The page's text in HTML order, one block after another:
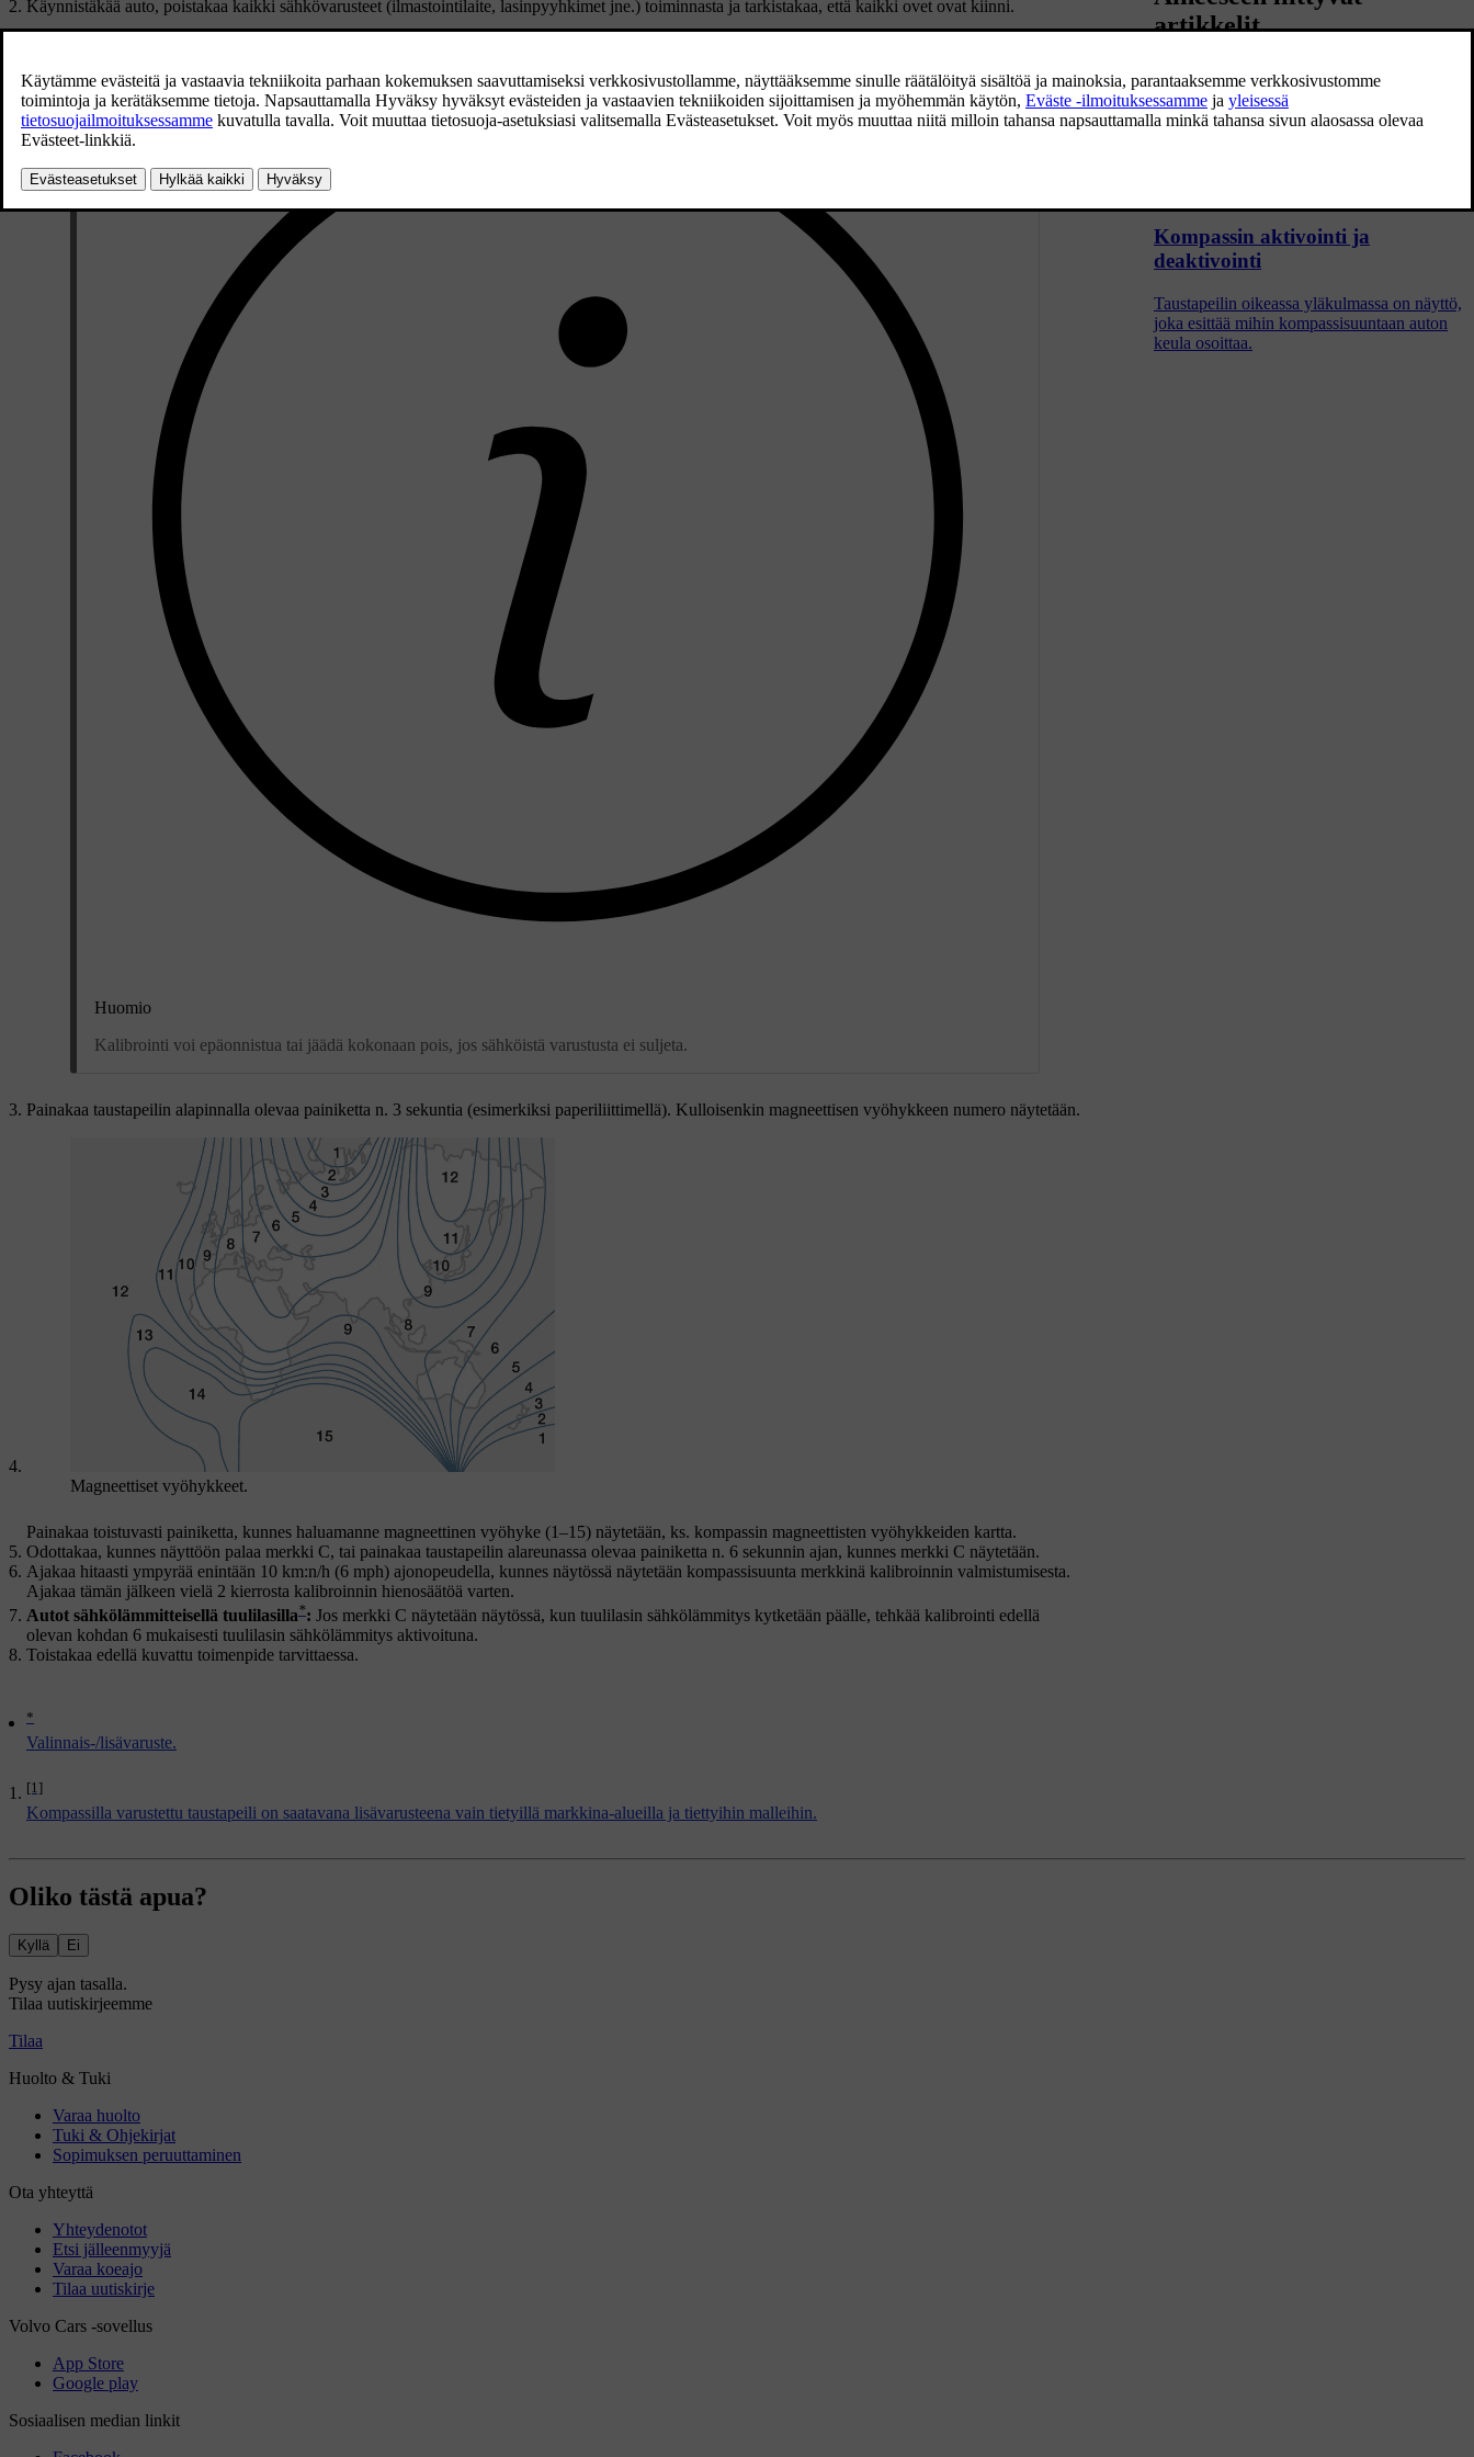
Käynnistäkää auto, poistakaa kaikki sähkövarusteet (ilmastointilaite, lasinpyyhkimet jne.) toiminnasta ja tarkistakaa, että kaikki ovet ovat kiinni.
Huomio
Kalibrointi voi epäonnistua tai jäädä kokonaan pois, jos sähköistä varustusta ei suljeta.
Painakaa taustapeilin alapinnalla olevaa painiketta n. 3 sekuntia (esimerkiksi paperiliittimellä). Kulloisenkin magneettisen vyöhykkeen numero näytetään.
Magneettiset vyöhykkeet.
Painakaa toistuvasti painiketta, kunnes haluamanne magneettinen vyöhyke (1–15) näytetään, ks. kompassin magneettisten vyöhykkeiden kartta.
Odottakaa, kunnes näyttöön palaa merkki C, tai painakaa taustapeilin alareunassa olevaa painiketta n. 6 sekunnin ajan, kunnes merkki C näytetään.
Ajakaa hitaasti ympyrää enintään 10 km:n/h (6 mph) ajonopeudella, kunnes näytössä näytetään kompassisuunta merkkinä kalibroinnin valmistumisesta.
Ajakaa tämän jälkeen vielä 2 kierrosta kalibroinnin hienosäätöä varten.
Autot sähkölämmitteisellä tuulilasilla*: Jos merkki C näytetään näytössä, kun tuulilasin sähkölämmitys kytketään päälle, tehkää kalibrointi edellä
olevan kohdan 6 mukaisesti tuulilasin sähkölämmitys aktivoituna.
Toistakaa edellä kuvattu toimenpide tarvittaessa.
*
Valinnais-/lisävaruste.
[1]
Kompassilla varustettu taustapeili on saatavana lisävarusteena vain tietyillä markkina-alueilla ja tiettyihin malleihin.
artikkelit
Kompassi
Kompassin aktivointi ja
deaktivointi
Taustapeilin oikeassa yläkulmassa on näyttö,
joka esittää mihin kompassisuuntaan auton
keula osoittaa.
Oliko tästä apua?
Kyllä Ei